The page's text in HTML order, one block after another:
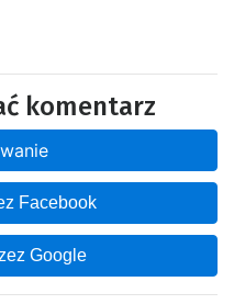
komentarz
Facebook
Google